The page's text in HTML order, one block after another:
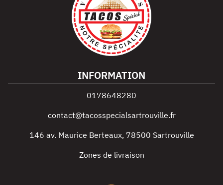
INFORMATION
0178648280
contact@tacosspecialsartrouville.fr
146 av. Maurice Berteaux, 78500 Sartrouville
Zones de livraison